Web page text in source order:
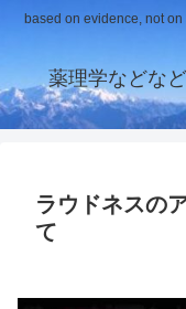
based on evidence, not
薬理学などな
ラウドネスの
て